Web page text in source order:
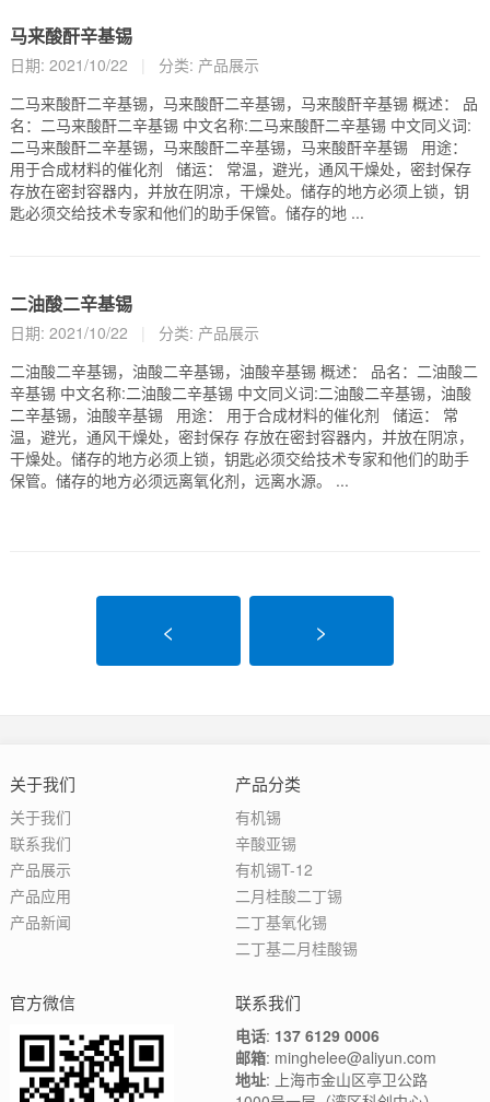
马来酸酐辛基锡
日期: 2021/10/22 分类: 产品展示
二马来酸酐二辛基锡，马来酸酐二辛基锡，马来酸酐辛基锡 概述： 品
名：二马来酸酐二辛基锡 中文名称:二马来酸酐二辛基锡 中文同义词:
二马来酸酐二辛基锡，马来酸酐二辛基锡，马来酸酐辛基锡 用途：
用于合成材料的催化剂 储运： 常温，避光，通风干燥处，密封保存
存放在密封容器内，并放在阴凉，干燥处。储存的地方必须上锁，钥
匙必须交给技术专家和他们的助手保管。储存的地 ...
二油酸二辛基锡
日期: 2021/10/22 分类: 产品展示
二油酸二辛基锡，油酸二辛基锡，油酸辛基锡 概述： 品名：二油酸二
辛基锡 中文名称:二油酸二辛基锡 中文同义词:二油酸二辛基锡，油酸
二辛基锡，油酸辛基锡 用途： 用于合成材料的催化剂 储运： 常
温，避光，通风干燥处，密封保存 存放在密封容器内，并放在阴凉，
干燥处。储存的地方必须上锁，钥匙必须交给技术专家和他们的助手
保管。储存的地方必须远离氧化剂，远离水源。 ...
< >
关于我们
关于我们
联系我们
产品展示
产品应用
产品新闻
产品分类
有机锡
辛酸亚锡
有机锡T-12
二月桂酸二丁锡
二丁基氧化锡
二丁基二月桂酸锡
官方微信 联系我们
电话: 137 6129 0006
邮箱: minghelee@aliyun.com
地址: 上海市金山区亭卫公路